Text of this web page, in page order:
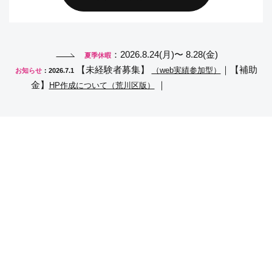
夏季休暇：2026.8.24(月)〜 8.28(金)
お知らせ：2026.7.1【未経験者募集】 （web実績参加型）
｜【補助
金】
HP作成について（荒川区版） ｜